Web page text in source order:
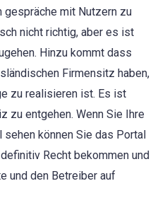
gespräche mit Nutzern zu
nicht richtig, aber es ist
Hinzu kommt dass
Firmensitz haben,
zu realisieren ist. Es ist
zu entgehen. Wenn Sie Ihre
können Sie das Portal
Recht bekommen und
und den Betreiber auf